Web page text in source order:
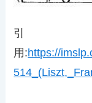
引
用:https://